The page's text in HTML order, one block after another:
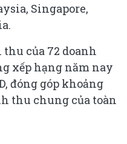
Singapore,
của 72 doanh
xếp hạng năm nay
đóng góp khoảng
thu chung của toàn